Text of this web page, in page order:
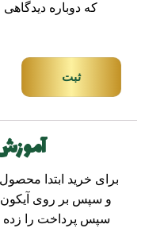
که دوباره
ثبت
برای خرید ابتدا
و سپس بر روی آیکون
سپس پرداخت را زده